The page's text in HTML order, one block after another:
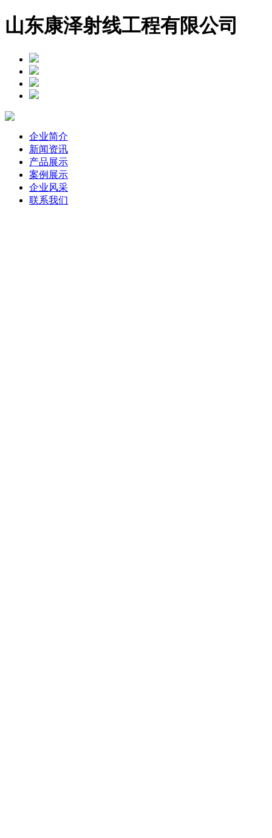
山东康泽射线工程有限公司
企业简介
新闻资讯
产品展示
案例展示
企业风采
联系我们